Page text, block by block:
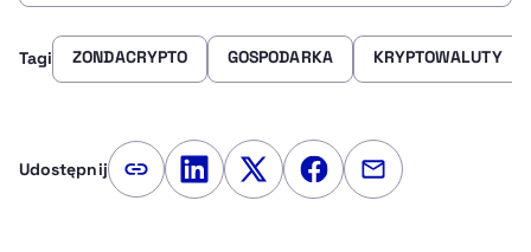
Tagi ZONDACRYPTO GOSPODARKA KRYPTOWALUTY
Udostępnij Kopiuj link artykułu
Udostępnij na LinkedIn
Udostępnij na Twitterze
Udostępnij na
Udostępnij